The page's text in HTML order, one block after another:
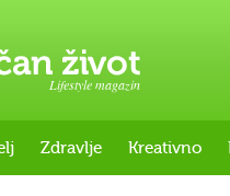
Lifestyle magazin
Zdravlje Kreativno